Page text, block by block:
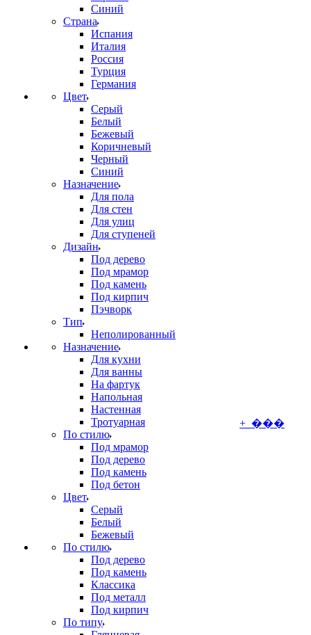
Синий
Страна
Испания
Италия
Россия
Турция
Германия
Цвет
Серый
Белый
Бежевый
Коричневый
Черный
Синий
Назначение
Для пола
Для стен
Для улиц
Для ступеней
Дизайн
Под дерево
Под мрамор
Под камень
Под кирпич
Пэчворк
Тип
Неполированный
Назначение
Для кухни
Для ванны
На фартук
Напольная
Настенная
Тротуарная
По стилю
Под мрамор
Под дерево
Под камень
Под бетон
Цвет
Серый
Белый
Бежевый
По стилю
Под дерево
Под камень
Классика
Под металл
Под кирпич
По типу
+ ���